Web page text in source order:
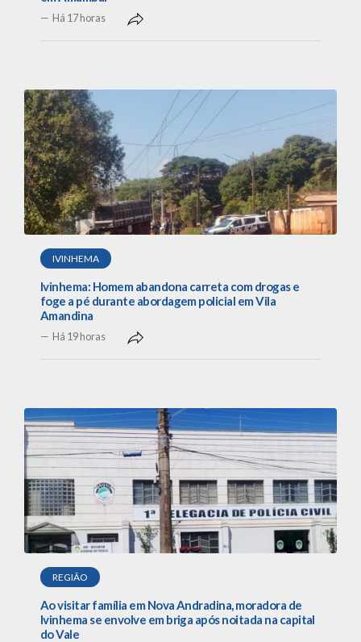
Há 17 horas
IVINHEMA
Ivinhema: Homem abandona carreta com drogas e
foge a pé durante abordagem policial em Vila
Amandina
Há 19 horas
REGIÃO
Ao visitar família em Nova Andradina, moradora de
Ivinhema se envolve em briga após noitada na capital
do Vale